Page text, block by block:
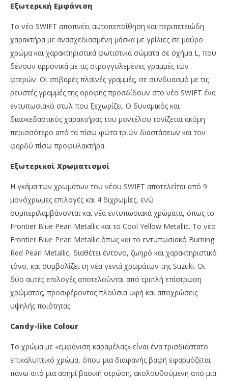
Εξωτερική Εμφάνιση
Το νέο SWIFT αποπνέει αυτοπεποίθηση και περιπετειώδη
χαρακτήρα με ανασχεδιασμένη μάσκα με γρίλιες σε μαύρο
χρώμα και χαρακτηριστικά φωτιστικά σώματα σε σχήμα L, που
δένουν αρμονικά με τις στρογγυλεμένες γραμμές των
φτερών. Οι στιβαρές πλαϊνές γραμμές, σε συνδυασμό με τις
ρευστές γραμμές της οροφής προσδίδουν στο νέο SWIFT ένα
εντυπωσιακό στυλ που ξεχωρίζει. Ο δυναμικός και
διασκεδαστικός χαρακτήρας του μοντέλου τονίζεται ακόμη
περισσότερο από τα πίσω φώτα τριών διαστάσεων και τον
φαρδύ πίσω προφυλακτήρα.
Εξωτερικοί Χρωματισμοί
Η γκάμα των χρωμάτων του νέου SWIFT αποτελείται από 9
μονόχρωμες επιλογές και 4 διχρωμίες, ενώ
συμπεριλαμβάνονται και νέα εντυπωσιακά χρώματα, όπως το
Frontier Blue Pearl Metallic και το Cool Yellow Metallic. Το νέο
Frontier Blue Pearl Metallic όπως και το εντυπωσιακό Burning
Red Pearl Metallic, διαθέτει έντονο, ζωηρό και χαρακτηριστικό
τόνο, και συμβολίζει τη νέα γενιά χρωμάτων της Suzuki. Οι
δύο αυτές επιλογές αποτελούνται από τριπλή επίστρωση
χρώματος, προσφέροντας πλούσια υφή και αποχρώσεις
υψηλής ποιότητας.
Candy-like Colour
Το χρώμα με «εμφάνιση καραμέλας» είναι ένα τρισδιάστατο
επικαλυπτικό χρώμα, όπου μια διαφανής βαφή εφαρμόζεται
πάνω από μια ασημί βασική στρώση, ακολουθούμενη από μια